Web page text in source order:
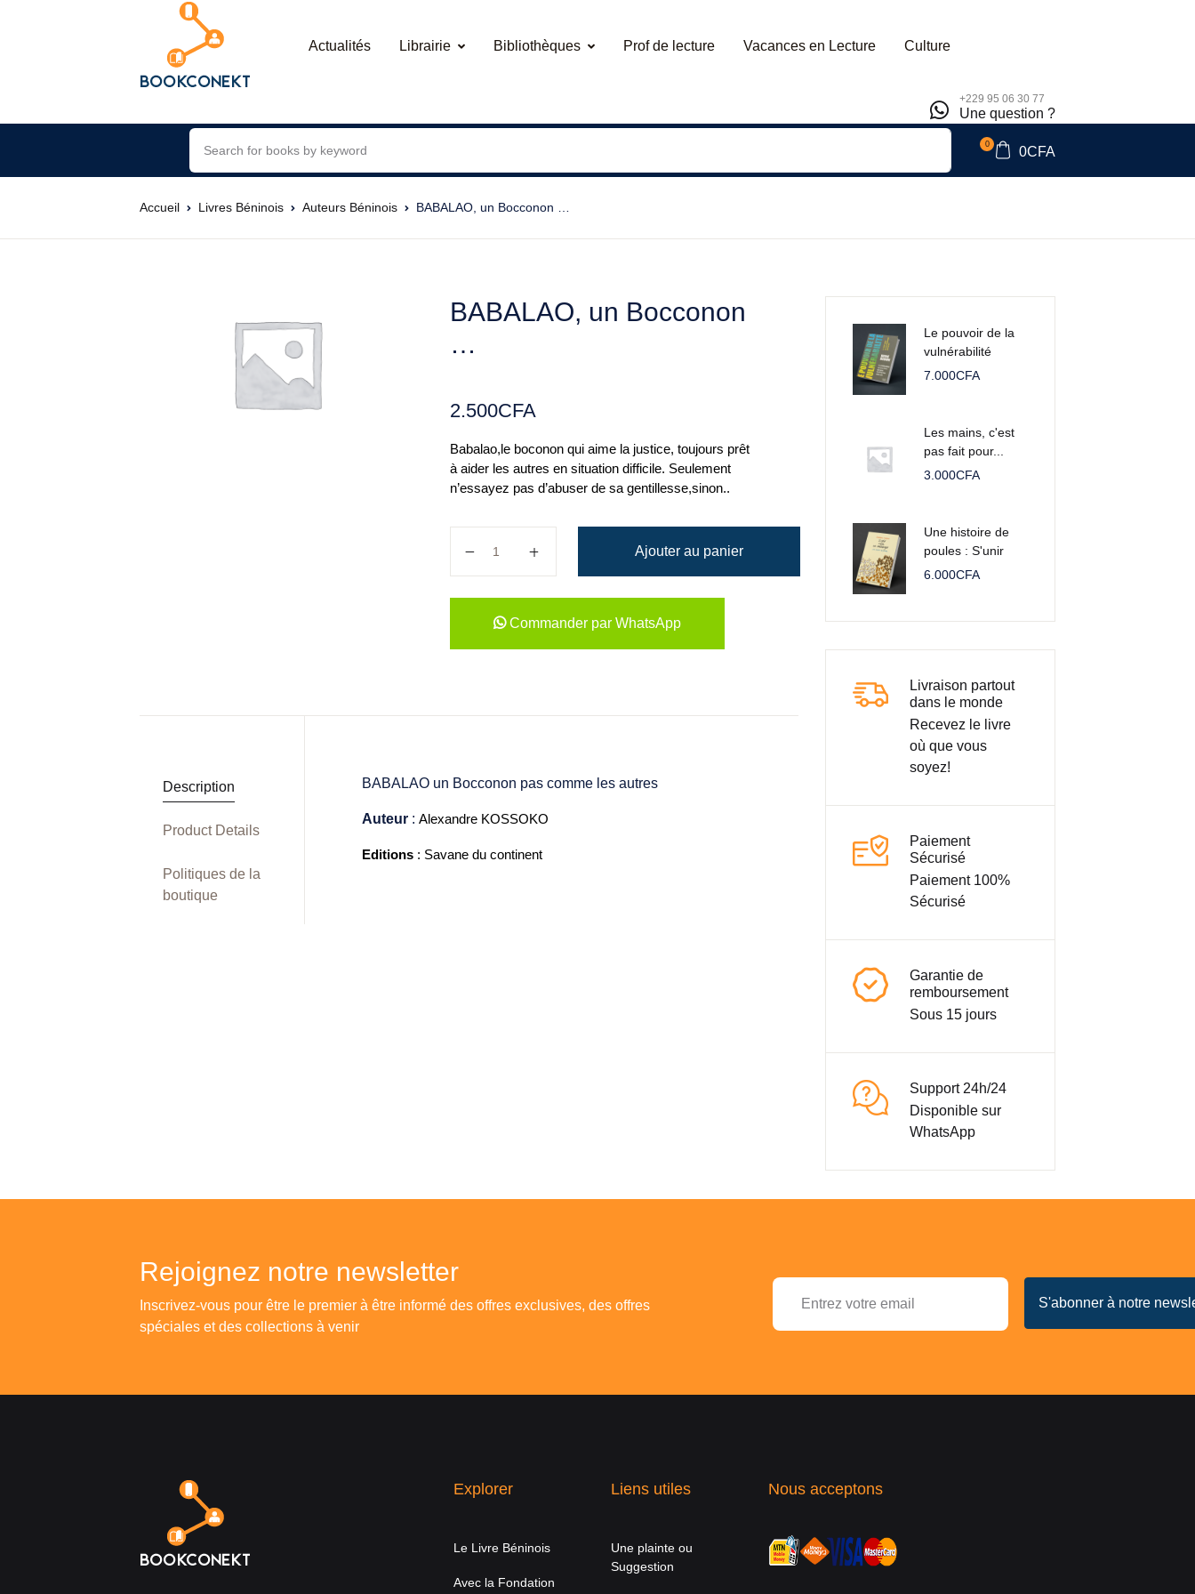
Actualités Librairie Bibliothèques Prof de lecture Vacances en Lecture Culture
+229 95 06 30 77
Une question ?
0
0CFA
Accueil Livres Béninois Auteurs Béninois BABALAO, un Bocconon …
BABALAO, un Bocconon
…
2.500CFA
Babalao,le boconon qui aime la justice, toujours prêt
à aider les autres en situation difficile. Seulement
n’essayez pas d’abuser de sa gentillesse,sinon..
Ajouter au panier
Commander par WhatsApp
Description
Product Details
Politiques de la
boutique
BABALAO un Bocconon pas comme les autres
Auteur :Alexandre KOSSOKO
Editions : Savane du continent
Le pouvoir de la
vulnérabilité
7.000CFA
Les mains, c'est
pas fait pour...
3.000CFA
Une histoire de
poules : S'unir
c'est se mélanger
6.000CFA
Livraison partout
dans le monde
Recevez le livre
où que vous
soyez!
Paiement
Sécurisé
Paiement 100%
Sécurisé
Garantie de
remboursement
Sous 15 jours
Support 24h/24
Disponible sur
WhatsApp
Rejoignez notre newsletter
Inscrivez-vous pour être le premier à être informé des offres exclusives, des offres
spéciales et des collections à venir
Explorer
Le Livre Béninois
Avec la Fondation
Liens utiles
Une plainte ou
Suggestion
Nous acceptons